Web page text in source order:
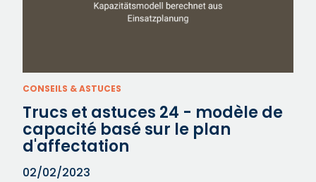
CONSEILS & ASTUCES
Trucs et astuces 24 - modèle de
capacité basé sur le plan
d'affectation
02/02/2023